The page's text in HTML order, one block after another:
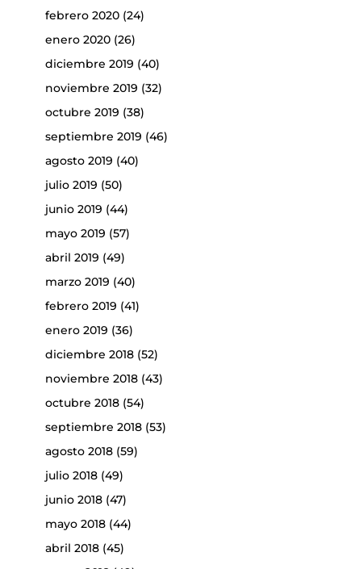
febrero 2020(24)
enero 2020(26)
diciembre 2019 (40)
noviembre 2019 (32)
octubre 2019 (38)
septiembre 2019 (46)
agosto 2019 (40)
julio 2019 (50)
junio 2019 (44)
mayo 2019 (57)
abril 2019 (49)
marzo 2019 (40)
febrero 2019 (41)
enero 2019 (36)
diciembre 2018(52)
noviembre 2018(43)
octubre 2018(54)
septiembre 2018(53)
agosto 2018(59)
julio 2018(49)
junio 2018(47)
mayo 2018(44)
abril 2018(45)